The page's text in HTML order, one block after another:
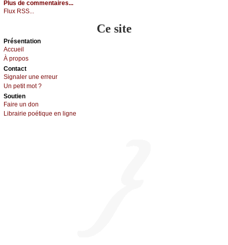
Plus de commentaires...
Flux RSS...
Ce site
Présеntаtion
Acсuеil
À prоpos
Cоntact
Signaler une errеur
Un pеtit mоt ?
Sоutien
Fаirе un dоn
Librairiе pоétique en lignе